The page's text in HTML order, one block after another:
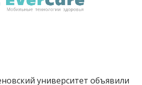
университет объявили